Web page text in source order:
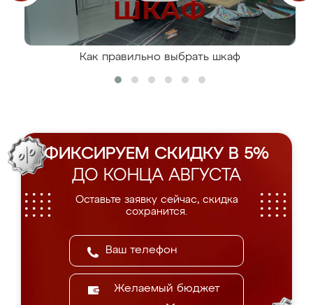
Как правильно выбрать шкаф
ФИКСИРУЕМ СКИДКУ В 5%
ДО КОНЦА АВГУСТА
Оставьте заявку сейчас, скидка
сохранится.
Желаемый бюджет